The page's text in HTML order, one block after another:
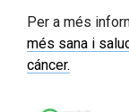
Per a més
més sana i
cáncer.